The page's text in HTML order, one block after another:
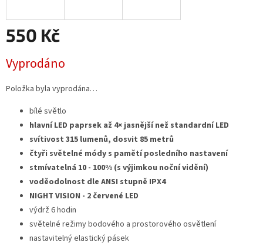
550 Kč
cena:
Vyprodáno
Položka byla vyprodána…
bílé světlo
hlavní LED paprsek až 4× jasnější než standardní LED
svítivost 315 lumenů, dosvit 85 metrů
čtyři světelné módy s pamětí posledního nastavení
stmívatelná 10 - 100% (s výjimkou noční vidění)
voděodolnost dle ANSI stupně IPX4
NIGHT VISION - 2 červené LED
výdrž 6 hodin
světelné režimy bodového a prostorového osvětlení
nastavitelný elastický pásek